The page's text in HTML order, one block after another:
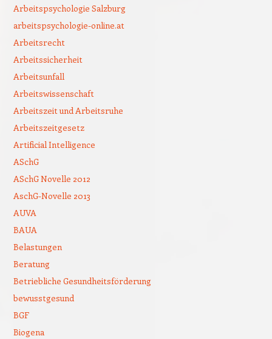
Arbeitspsychologie Salzburg
arbeitspsychologie-online.at
Arbeitsrecht
Arbeitssicherheit
Arbeitsunfall
Arbeitswissenschaft
Arbeitszeit und Arbeitsruhe
Arbeitszeitgesetz
Artificial Intelligence
ASchG
ASchG Novelle 2012
AschG-Novelle 2013
AUVA
BAUA
Belastungen
Beratung
Betriebliche Gesundheitsförderung
bewusstgesund
BGF
Biogena